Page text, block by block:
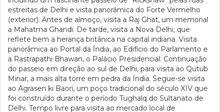
estreitas de Delhi e vista panorâmica do Forte Vermelho
(exterior). Antes de almoço, visita a Raj Ghat, um memorial
a Mahatma Ghandi. De tarde, visita a Nova Delhi, que
reflete bem a herança britânica na capital indiana. Visita
panorâmica ao Portal da Índia, ao Edifício do Parlamento e
a Rastrapathi Bhawan, o Palácio Presidencial. Continuação
do passeio em direção ao sul de Delhi, para visita ao Qutub
Minar, a mais alta torre em pedra da Índia. Segue-se visita
ao Agrasen ki Baori, um poço tradicional do século XIV que
foi construído durante o período Tughalq do Sultanato de
Delhi. Tempo livre para visita ao mercado local de